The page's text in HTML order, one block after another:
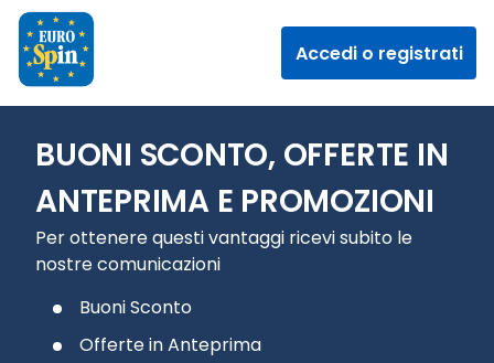
Accedi o registrati
BUONI SCONTO, OFFERTE IN
ANTEPRIMA E PROMOZIONI
Per ottenere questi vantaggi ricevi subito le
nostre comunicazioni
Buoni Sconto
Offerte in Anteprima